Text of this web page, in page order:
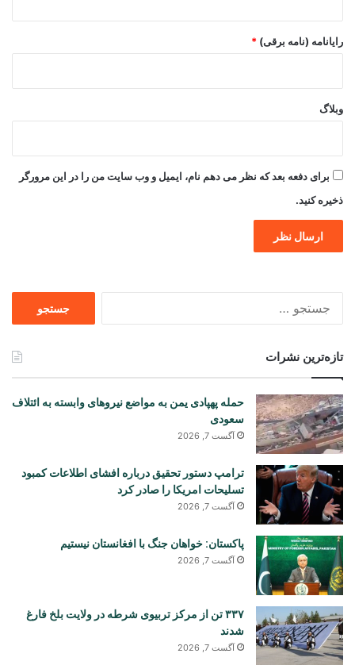
رایانامه (نامه برقی) *
وبلاگ
برای دفعه بعد که نظر می دهم نام، ایمیل و وب سایت من را در این مرورگر
ذخیره کنید.
تازه‌ترین نشرات
حمله پهپادی یمن به مواضع نیروهای وابسته به ائتلاف
سعودی
آگست 7, 2026
ترامپ دستور تحقیق درباره افشای اطلاعات کمبود
تسلیحات امریکا را صادر کرد
آگست 7, 2026
پاکستان: خواهان جنگ با افغانستان نیستیم
آگست 7, 2026
۳۳۷ تن از مرکز تربیوی شرطه در ولایت بلخ فارغ
شدند
آگست 7, 2026